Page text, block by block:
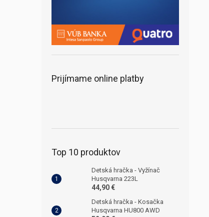
Prijímame online platby
Top 10 produktov
Detská hračka - Vyžínač
Husqvarna 223L
44,90 €
Detská hračka - Kosačka
Husqvarna HU800 AWD